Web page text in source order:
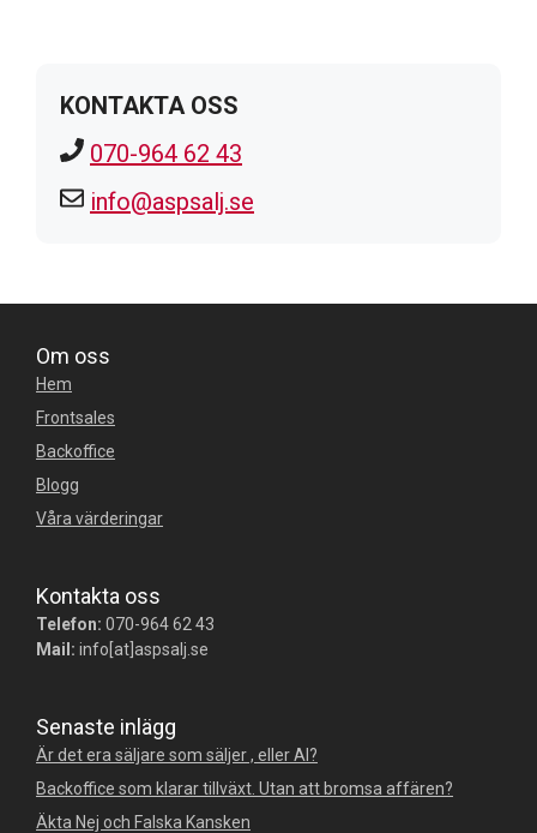
KONTAKTA OSS
070-964 62 43
info@aspsalj.se
Om oss
Hem
Frontsales
Backoffice
Blogg
Våra värderingar
Kontakta oss
Telefon: 070-964 62 43
Mail: info[at]aspsalj.se
Senaste inlägg
Är det era säljare som säljer , eller AI?
Backoffice som klarar tillväxt. Utan att bromsa affären?
Äkta Nej och Falska Kansken